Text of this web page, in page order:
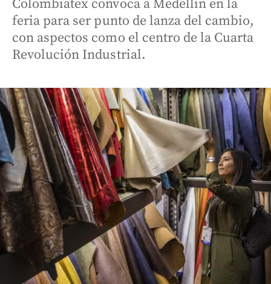
Colombiatex convoca a Medellín en la
feria para ser punto de lanza del cambio,
con aspectos como el centro de la Cuarta
Revolución Industrial.